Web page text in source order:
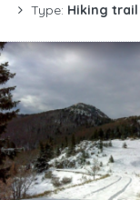
Type: Hiking trail